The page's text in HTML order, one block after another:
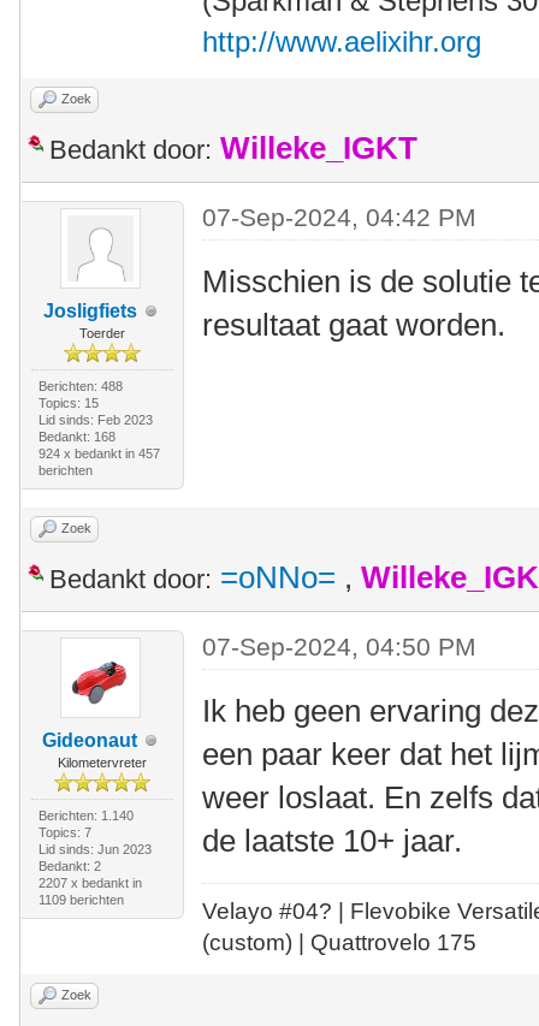
http://www.aelixihr.org
Zoek
Bedankt door: Willeke_IGKT
Josligfiets
Toerder
Berichten: 488
Topics: 15
Lid sinds: Feb 2023
Bedankt: 168
924 x bedankt in 457
berichten
07-Sep-2024, 04:42 PM
Misschien is de solutie
resultaat gaat worden.
Zoek
Bedankt door: =oNNo= ,
Gideonaut
Kilometervreter
Berichten: 1.140
Topics: 7
Lid sinds: Jun 2023
Bedankt: 2
2207 x bedankt in
1109 berichten
07-Sep-2024, 04:50 PM
Ik heb geen ervaring
een paar keer dat het
weer loslaat. En zelfs
de laatste 10+ jaar.
Velayo #04? | Flevobike
(custom) | Quattrovelo 175
Zoek